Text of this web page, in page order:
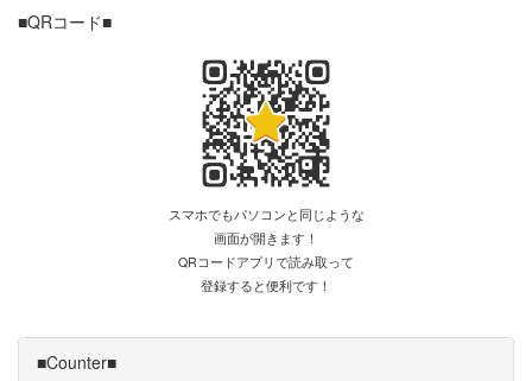
■QRコード■
スマホでもパソコンと同じような
画面が開きます！
QRコードアプリで読み取って
登録すると便利です！
■Counter■